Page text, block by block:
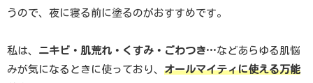
うので、夜に寝る前に塗るのがおすすめです。
私は、 ニキビ・肌荒れ・くすみ・ごわつき…などあらゆる肌悩
みが気になるときに使っており、 オールマイティに使える万能